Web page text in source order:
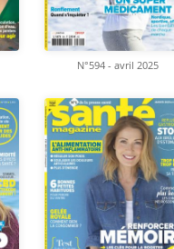
N°594 - avril 2025